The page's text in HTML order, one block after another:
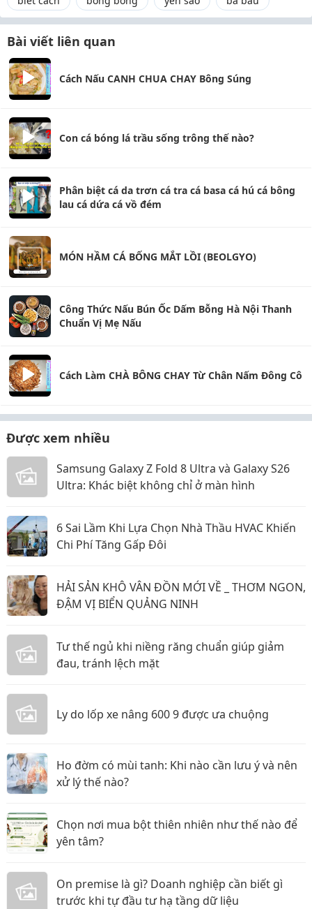
Bài viết liên quan
Cách Nấu CANH CHUA CHAY Bông Súng
Con cá bóng lá trầu sống trông thế nào?
Phân biệt cá da trơn cá tra cá basa cá hú cá bông
lau cá dứa cá vồ đém
MÓN HẦM CÁ BỐNG MẮT LỒI (BEOLGYO)
Công Thức Nấu Bún Ốc Dấm Bỗng Hà Nội Thanh
Chuẩn Vị Mẹ Nấu
Cách Làm CHÀ BÔNG CHAY Từ Chân Nấm Đông Cô
Được xem nhiều
Samsung Galaxy Z Fold 8 Ultra và Galaxy S26
Ultra: Khác biệt không chỉ ở màn hình
6 Sai Lầm Khi Lựa Chọn Nhà Thầu HVAC Khiến
Chi Phí Tăng Gấp Đôi
HẢI SẢN KHÔ VÂN ĐỒN MỚI VỀ _ THƠM NGON,
ĐẬM VỊ BIỂN QUẢNG NINH
Tư thế ngủ khi niềng răng chuẩn giúp giảm
đau, tránh lệch mặt
Ly do lốp xe nâng 600 9 được ưa chuộng
Ho đờm có mùi tanh: Khi nào cần lưu ý và nên
xử lý thế nào?
Chọn nơi mua bột thiên nhiên như thế nào để
yên tâm?
On premise là gì? Doanh nghiệp cần biết gì
trước khi tự đầu tư hạ tầng dữ liệu